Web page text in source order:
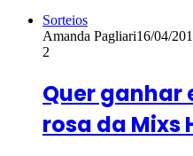
Sorteios
Amanda Pagliari16/04/
2
Quer ganhar
rosa da Mixs